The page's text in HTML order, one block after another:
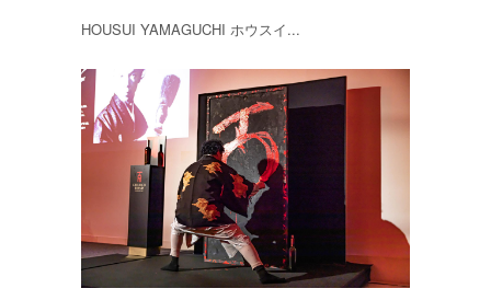
HOUSUI YAMAGUCHI ホウスイ...